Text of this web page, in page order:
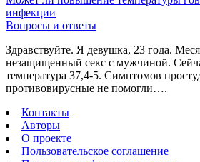
инфекции
Вопросы и ответы
Здравствуйте. Я девушка, 23 года.
незащищенный секс с мужчиной.
температура 37,4-5. Симптомов
противовирусные не помогли….
Контакты
Авторы
О проекте
Пользовательское соглашение